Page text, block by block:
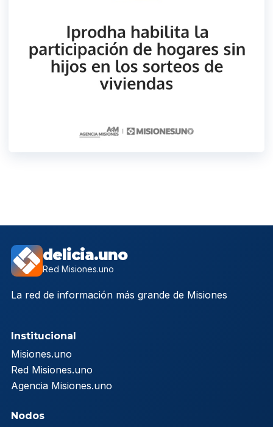
delicia.uno
Red Misiones.uno
La red de información más grande de Misiones
Institucional
Misiones.uno
Red Misiones.uno
Agencia Misiones.uno
Nodos